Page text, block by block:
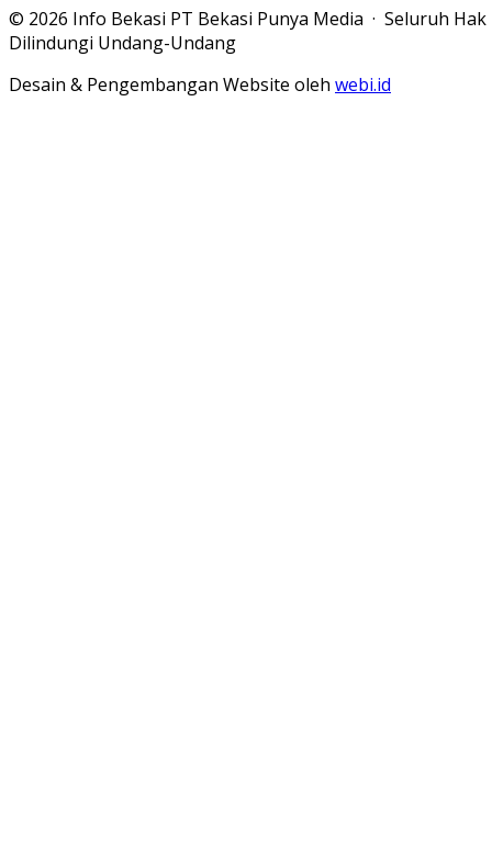
© 2026 Info Bekasi PT Bekasi Punya Media · Seluruh Hak
Dilindungi Undang-Undang
Desain & Pengembangan Website oleh webi.id